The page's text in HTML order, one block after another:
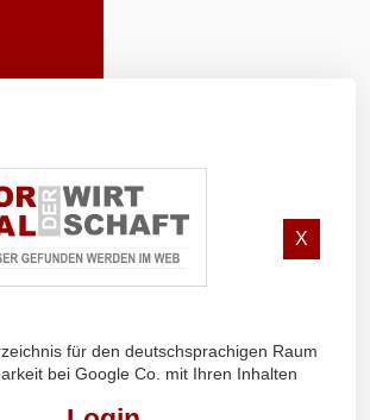
X
für den deutschsprachigen Raum
bei Google Co. mit Ihren Inhalten